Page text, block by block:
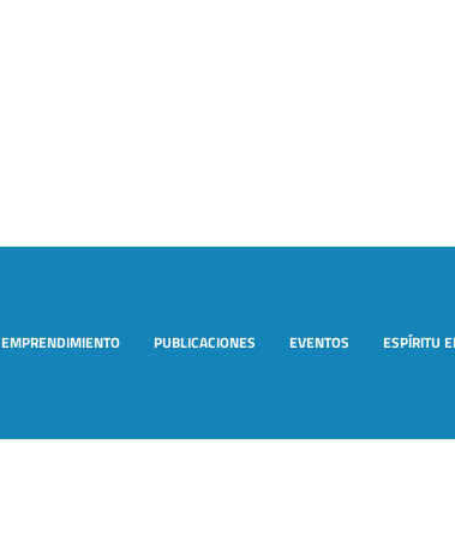
EMPRENDIMIENTO PUBLICACIONES EVENTOS ESPÍRITU